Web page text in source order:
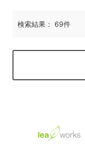
検索結果： 69件